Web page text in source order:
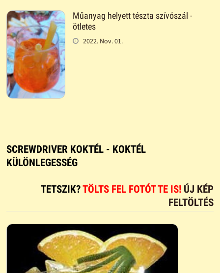
Műanyag helyett tészta szívószál -
ötletes
2022. Nov. 01.
SCREWDRIVER KOKTÉL - KOKTÉL
KÜLÖNLEGESSÉG
TETSZIK?TÖLTS FEL FOTÓT TE IS! ÚJ KÉP
FELTÖLTÉS